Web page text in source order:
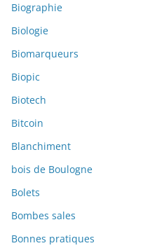
Biographie
Biologie
Biomarqueurs
Biopic
Biotech
Bitcoin
Blanchiment
bois de Boulogne
Bolets
Bombes sales
Bonnes pratiques